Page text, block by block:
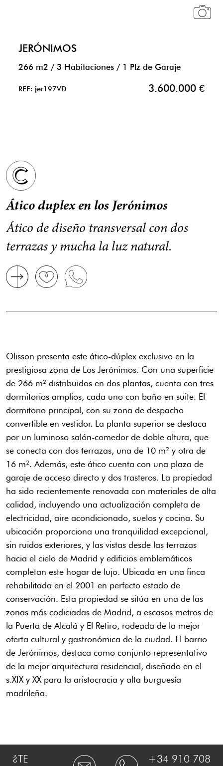
JERÓNIMOS
266 m2 / 3 Habitaciones / 1 Plz de Garaje
REF: jer197VD 3.600.000 €
Ático duplex en los Jerónimos
Ático de diseño transversal con dos
terrazas y mucha la luz natural.
Olisson presenta este ático-dúplex exclusivo en la
prestigiosa zona de Los Jerónimos. Con una superficie
de 266 m² distribuidos en dos plantas, cuenta con tres
dormitorios amplios, cada uno con baño en suite. El
dormitorio principal, con su zona de despacho
convertible en vestidor. La planta superior se destaca
por un luminoso salón-comedor de doble altura, que
se conecta con dos terrazas, una de 10 m² y otra de
16 m². Además, este ático cuenta con una plaza de
garaje de acceso directo y dos trasteros. La propiedad
ha sido recientemente renovada con materiales de alta
calidad, incluyendo una actualización completa de
electricidad, aire acondicionado, suelos y cocina. Su
ubicación proporciona una tranquilidad excepcional,
sin ruidos exteriores, y las vistas desde las terrazas
hacia el cielo de Madrid y edificios emblemáticos
completan este hogar de lujo. Ubicada en una finca
rehabilitada en el 2001 en perfecto estado de
conservación. Esta propiedad se sitúa en una de las
zonas más codiciadas de Madrid, a escasos metros de
la Puerta de Alcalá y El Retiro, rodeada de la mejor
oferta cultural y gastronómica de la ciudad. El barrio
de Jerónimos, destaca como conjunto representativo
de la mejor arquitectura residencial, diseñado en el
s.XIX y XX para la aristocracia y alta burguesía
madrileña.
¿TE +34 910 708